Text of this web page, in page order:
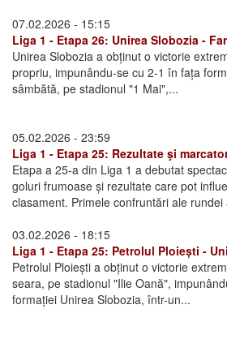
07.02.2026 - 15:15
Liga 1 - Etapa 26: Unirea Slobozia -
Unirea Slobozia a obținut o victorie
propriu, impunându-se cu 2-1 în fața
sâmbătă, pe stadionul "1 Mai",...
05.02.2026 - 23:59
Liga 1 - Etapa 25: Rezultate şi
Etapa a 25-a din Liga 1 a debutat
goluri frumoase și rezultate care pot
clasament. Primele confruntări ale rundei
03.02.2026 - 18:15
Liga 1 - Etapa 25: Petrolul Ploiești -
Petrolul Ploiești a obținut o victorie
seara, pe stadionul "Ilie Oană",
formației Unirea Slobozia, într-un...